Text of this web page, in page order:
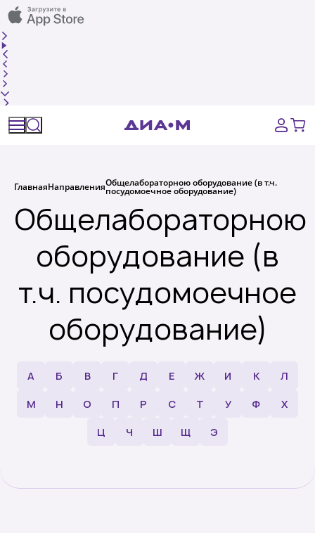
Расходные материалы, пластик, стекло
Библиотека
Войти
Сравнение
ГлавнаяНаправленияОбщелабораторною оборудование (в т.ч.
посудомоечное оборудование)
Общелабораторною
оборудование (в
т.ч. посудомоечное
оборудование)
А Б В Г Д Е Ж И К Л
М Н О П Р С Т У Ф Х
Ц Ч Ш Щ Э